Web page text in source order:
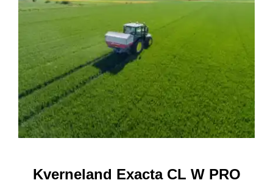
Kverneland Exacta CL W PRO